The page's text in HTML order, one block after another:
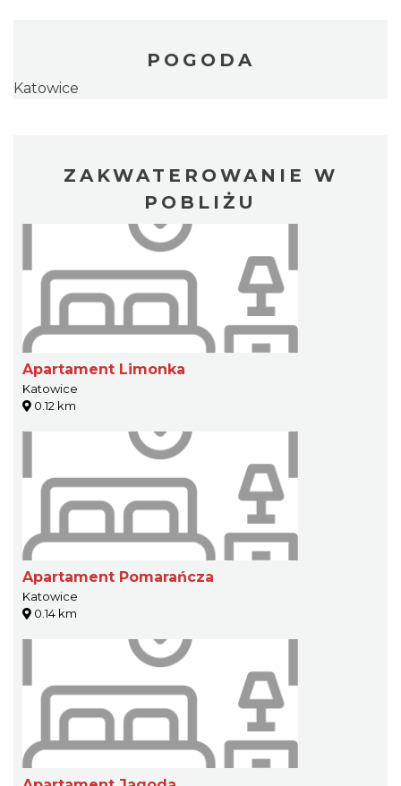
POGODA
Katowice
ZAKWATEROWANIE W
POBLIŻU
Apartament Limonka
Katowice
0.12 km
Apartament Pomarańcza
Katowice
0.14 km